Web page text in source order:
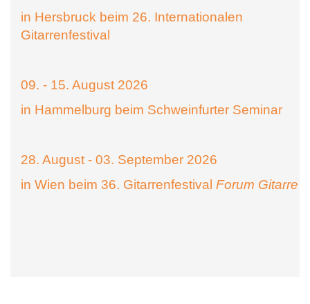
in Hersbruck beim 26. Internationalen
Gitarrenfestival
09. - 15. August 2026
in Hammelburg beim Schweinfurter Seminar
28. August - 03. September 2026
in Wien beim 36. Gitarrenfestival Forum Gitarre